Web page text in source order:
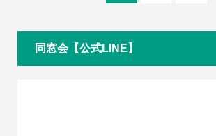
同窓会【公式LINE】